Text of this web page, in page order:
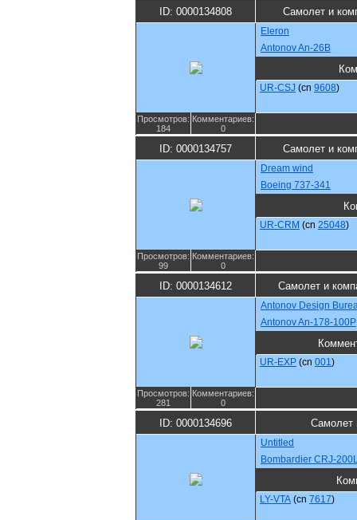
ID: 0000134808 Самолет и
Eleron
Antonov An-26B
UR-CSJ (cn 9608)
Просмотров:
184
Комментариев:
0
ID: 0000134757 Самолет и
Dream wind
Boeing 737-341
UR-CRM (cn 25048)
Просмотров:
99
Комментариев:
0
ID: 0000134612 Самолет и
Antonov Design
Antonov An-178-100P
UR-EXP (cn 001)
Просмотров:
281
Комментариев:
0
ID: 0000134696 Самолет
Untitled
Bombardier CRJ-
LY-VTA (cn 7617)